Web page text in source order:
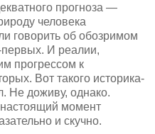
прогноза —
человека
говорить об обозримом
И реалии,
прогрессом к
Вот такого историка-
Не доживу, однако.
момент
и скучно.